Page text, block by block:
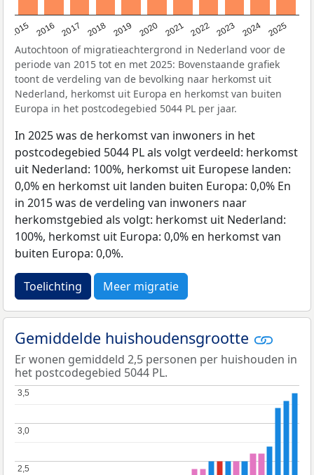
2015 2016 2017 2018 2019 2020 2021 2022 2023 2024 2025
Autochtoon of migratieachtergrond in Nederland voor de
periode van 2015 tot en met 2025: Bovenstaande grafiek
toont de verdeling van de bevolking naar herkomst uit
Nederland, herkomst uit Europa en herkomst van buiten
Europa in het postcodegebied 5044 PL per jaar.
In 2025 was de herkomst van inwoners in het
postcodegebied 5044 PL als volgt verdeeld: herkomst
uit Nederland: 100%, herkomst uit Europese landen:
0,0% en herkomst uit landen buiten Europa: 0,0% En
in 2015 was de verdeling van inwoners naar
herkomstgebied als volgt: herkomst uit Nederland:
100%, herkomst uit Europa: 0,0% en herkomst van
buiten Europa: 0,0%.
Toelichting Meer migratie
Gemiddelde huishoudensgrootte
Er wonen gemiddeld 2,5 personen per huishouden in
het postcodegebied 5044 PL.
2,5
2,5
3,0
3,0
3,5
3,5